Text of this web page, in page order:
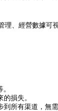
理、經營數據可
損失。
所有渠道，無需